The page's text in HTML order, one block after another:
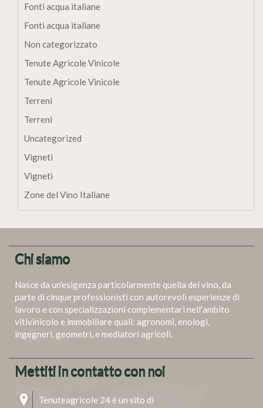
Fonti acqua italiane
Fonti acqua italiane
Non categorizzato
Tenute Agricole Vinicole
Tenute Agricole Vinicole
Terreni
Terreni
Uncategorized
Vigneti
Vigneti
Zone del Vino Italiane
Chi siamo
Nasce da un'esigenza particolarmente quella del vino, da
parte di cinque professionisti con autorevoli esperienze di
lavoro e con specializzazioni complementari nell'ambito
vitivinicolo e immobiliare quali: agronomi, enologi,
ingegneri, geometri, e mediatori agricoli.
Mettiti in contatto con noi
Tenuteagricole 24 è un sito di